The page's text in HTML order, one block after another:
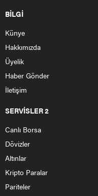
BİLGİ
Künye
Hakkımızda
Üyelik
Haber Gönder
İletişim
SERVİSLER 2
Canlı Borsa
Dövizler
Altınlar
Kripto Paralar
Pariteler